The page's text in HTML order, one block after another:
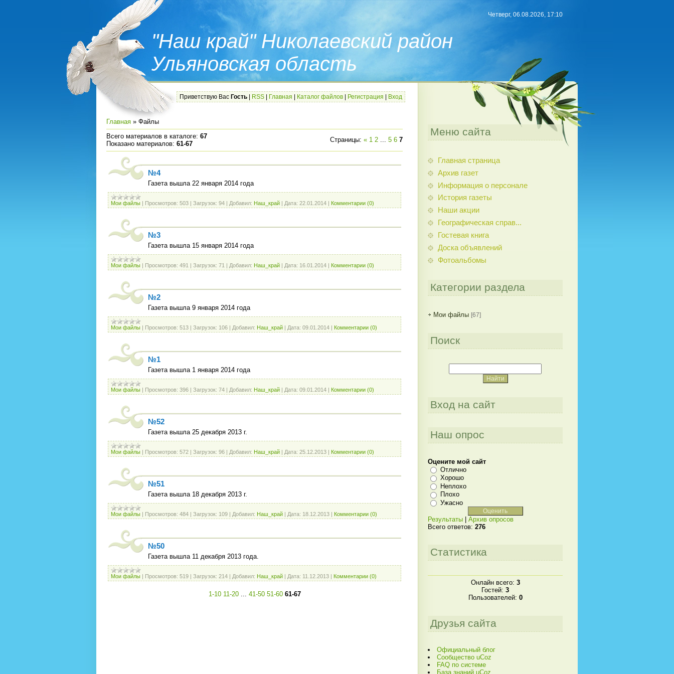
"Наш край" Николаевский район
Ульяновская область
Четверг, 06.08.2026, 17:10
Приветствую Вас Гость RSS Главная Каталог файлов Регистрация Вход
Главная » Файлы
Всего материалов в каталоге: 67
Показано материалов: 61-67
Страницы: « 1 2 ... 5 6 7
№4
Газета вышла 22 января 2014 года
Мои файлы | Просмотров: 503 | Загрузок: 94 | Добавил: Наш_край | Дата: 22.01.2014 | Комментарии (0)
№3
Газета вышла 15 января 2014 года
Мои файлы | Просмотров: 491 | Загрузок: 71 | Добавил: Наш_край | Дата: 16.01.2014 | Комментарии (0)
№2
Газета вышла 9 января 2014 года
Мои файлы | Просмотров: 513 | Загрузок: 106 | Добавил: Наш_край | Дата: 09.01.2014 | Комментарии (0)
№1
Газета вышла 1 января 2014 года
Мои файлы | Просмотров: 396 | Загрузок: 74 | Добавил: Наш_край | Дата: 09.01.2014 | Комментарии (0)
№52
Газета вышла 25 декабря 2013 г.
Мои файлы | Просмотров: 572 | Загрузок: 96 | Добавил: Наш_край | Дата: 25.12.2013 | Комментарии (0)
№51
Газета вышла 18 декабря 2013 г.
Мои файлы | Просмотров: 484 | Загрузок: 109 | Добавил: Наш_край | Дата: 18.12.2013 | Комментарии (0)
№50
Газета вышла 11 декабря 2013 года.
Мои файлы | Просмотров: 519 | Загрузок: 214 | Добавил: Наш_край | Дата: 11.12.2013 | Комментарии (0)
1-10 11-20 41-50 51-60 61-67
Меню сайта
Главная страница
Архив газет
Информация о персонале
История газеты
Наши акции
Географическая справ...
Гостевая книга
Доска объявлений
Фотоальбомы
Категории раздела
Мои файлы [67]
Поиск
Вход на сайт
Наш опрос
Оцените мой сайт
Отлично
Хорошо
Неплохо
Плохо
Ужасно
Результаты
Архив опросов
Всего ответов: 276
Статистика
Онлайн всего: 3
Гостей: 3
Пользователей: 0
Друзья сайта
Официальный блог
Сообщество uCoz
FAQ по системе
База знаний uCoz